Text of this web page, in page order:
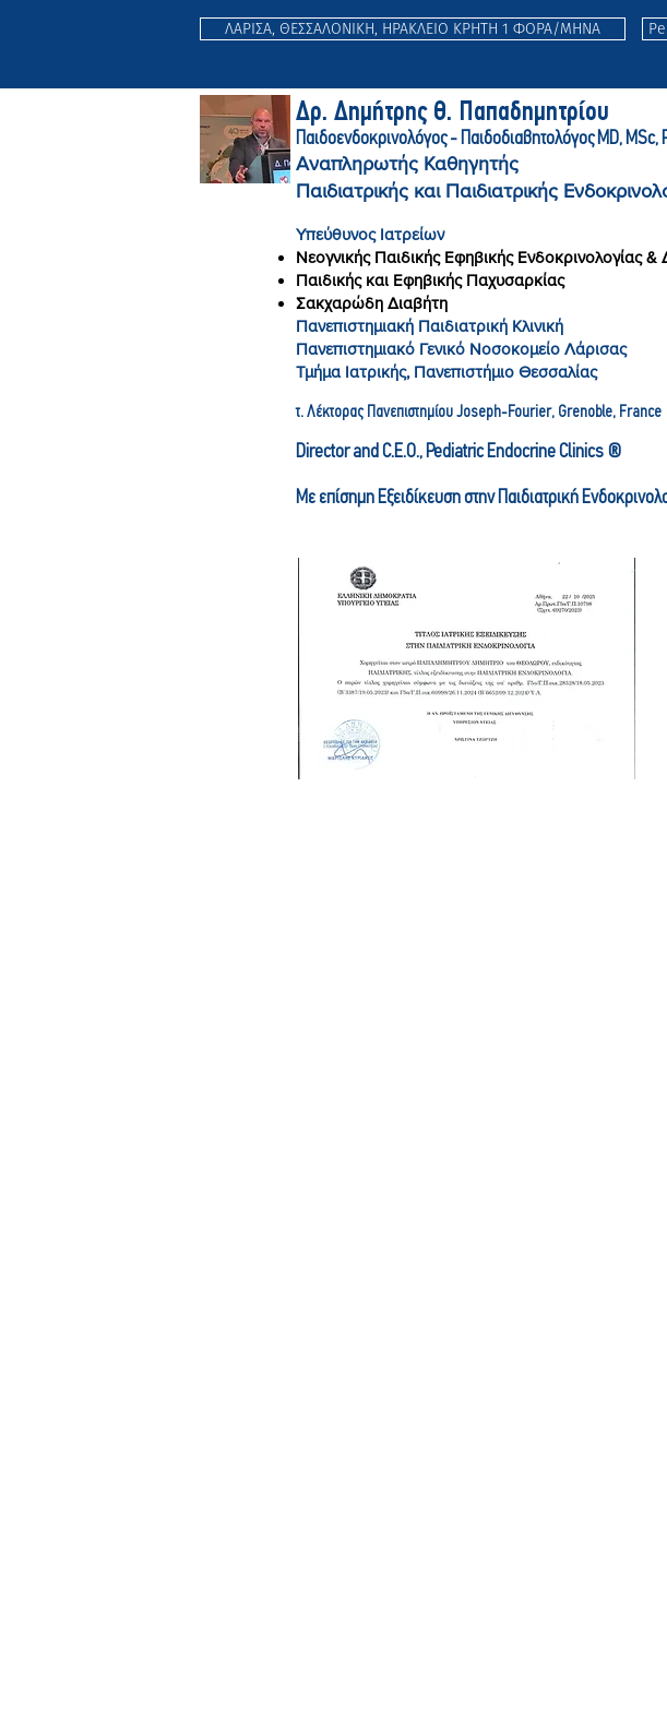
ΛΑΡΙΣΑ, ΘΕΣΣΑΛΟΝΙΚΗ, ΗΡΑΚΛΕΙΟ ΚΡΗΤΗ 1 ΦΟΡΑ/ΜΗΝΑ
Δρ. Δημήτρης Θ. Παπαδημητρίου
Παιδοενδοκρινολόγος - Παιδοδιαβητολόγος MD, MSc,
Αναπληρωτής Καθηγητής
Παιδιατρικής και Παιδιατρικής
Υπεύθυνος Ιατρείων
Νεογνικής Παιδικής Εφηβικής Ενδοκρινολογίας &
Παιδικής και Εφηβικής Παχυσαρκίας
Σακχαρώδη Διαβήτη
Πανεπιστημιακή Παιδιατρική Κλινική
Πανεπιστημιακό Γενικό Νοσοκομείο Λάρισας
Τμήμα Ιατρικής, Πανεπιστήμιο Θεσσαλίας
τ. Λέκτορας Πανεπιστημίου Joseph-Fourier, Grenoble, France
Director and C.E.O., Pediatric Endocrine Clinics ®
Με επίσημη Εξειδίκευση στην Παιδιατρική